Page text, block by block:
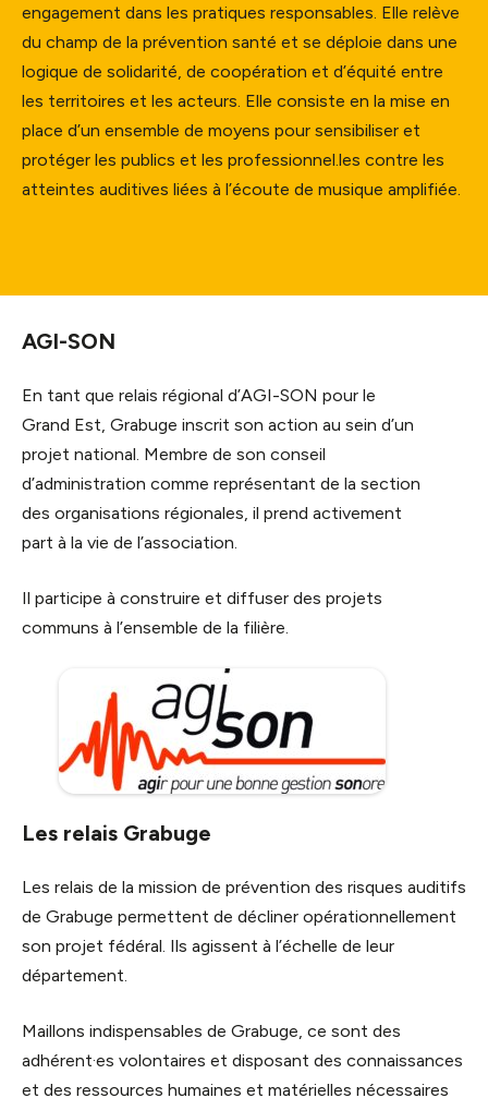
engagement dans les pratiques responsables. Elle relève
du champ de la prévention santé et se déploie dans une
logique de solidarité, de coopération et d’équité entre
les territoires et les acteurs. Elle consiste en la mise en
place d’un ensemble de moyens pour sensibiliser et
protéger les publics et les professionnel.les contre les
atteintes auditives liées à l’écoute de musique amplifiée.
AGI-SON
En tant que relais régional d’AGI-SON pour le
Grand Est, Grabuge inscrit son action au sein d’un
projet national. Membre de son conseil
d’administration comme représentant de la section
des organisations régionales, il prend activement
part à la vie de l’association.
Il participe à construire et diffuser des projets
communs à l’ensemble de la filière.
Les relais Grabuge
Les relais de la mission de prévention des risques auditifs
de Grabuge permettent de décliner opérationnellement
son projet fédéral. Ils agissent à l’échelle de leur
département.
Maillons indispensables de Grabuge, ce sont des
adhérent·es volontaires et disposant des connaissances
et des ressources humaines et matérielles nécessaires